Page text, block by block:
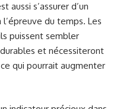
aussi s’assurer d’un
du temps. Les
puissent sembler
et nécessiteront
qui pourrait augmenter